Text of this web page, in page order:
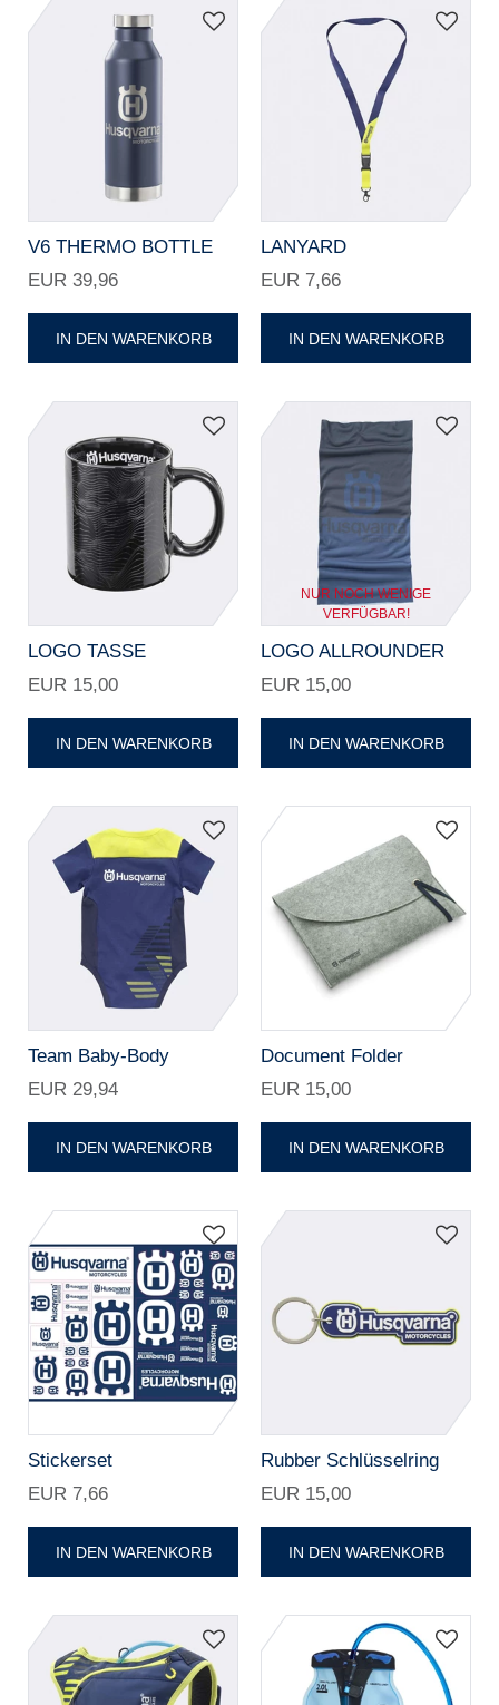
V6 THERMO BOTTLE
EUR 39,96
IN DEN WARENKORB
LANYARD
EUR 7,66
IN DEN WARENKORB
LOGO TASSE
EUR 15,00
IN DEN WARENKORB
NUR NOCH WENIGE
VERFÜGBAR!
LOGO ALLROUNDER
EUR 15,00
IN DEN WARENKORB
Team Baby-Body
EUR 29,94
IN DEN WARENKORB
Document Folder
EUR 15,00
IN DEN WARENKORB
Stickerset
EUR 7,66
IN DEN WARENKORB
Rubber Schlüsselring
EUR 15,00
IN DEN WARENKORB